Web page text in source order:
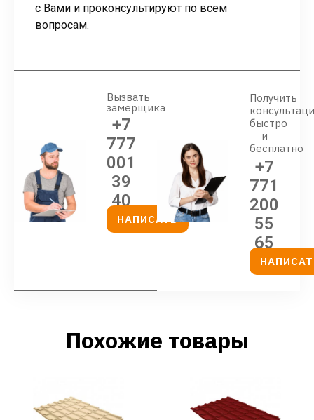
с Вами и проконсультируют по всем
вопросам.
Вызвать
замерщика
+7
777
001
39
40
НАПИСАТЬ
Получить
быстро
и
бесплатно
+7
771
200
55
65
Похожие товары